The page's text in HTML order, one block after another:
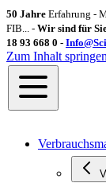
50 Jahre Erfahrung -
FIB... - Wir sind für
18 93 668 0 -
Zum Inhalt springen